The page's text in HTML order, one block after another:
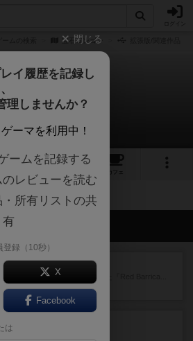
宝石ゴンゴン
石ゴンゴン
拡張/関連作品 0件
12
カフェ
員の新しい投稿
レッドバリケ－ド工場
1989年にAvalon Hill社が出版した『Red Barrica...
10分前by Chaco
閉じる
イ履歴を記録し
理しませんか？
ーマを利用中！
ームを記録する
レビューを読む
所有リストの共
有
録（10秒）
X
Facebook
は